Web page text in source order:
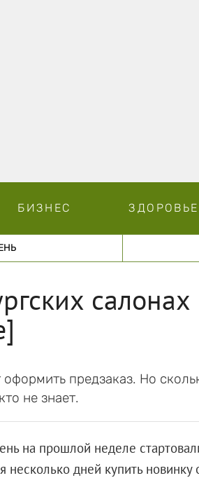
БИЗНЕС ЗДОРОВЬЕ
предзаказ. Но
не знает.
на прошлой неделе
несколько дней купить новинку